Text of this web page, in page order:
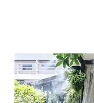
Infographic
ข่าวโปรโมชั่น